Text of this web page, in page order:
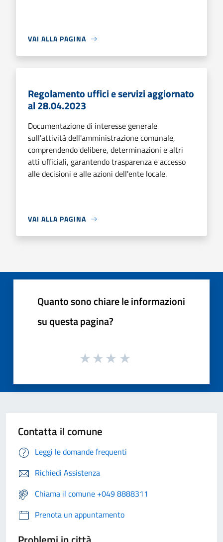
VAI ALLA PAGINA
Regolamento uffici e servizi aggiornato
al 28.04.2023
Documentazione di interesse generale
sull'attività dell'amministrazione comunale,
comprendendo delibere, determinazioni e altri
atti ufficiali, garantendo trasparenza e accesso
alle decisioni e alle azioni dell'ente locale.
VAI ALLA PAGINA
Quanto sono chiare le informazioni
su questa pagina?
Contatta il comune
Leggi le domande frequenti
Richiedi Assistenza
Chiama il comune +049 8888311
Prenota un appuntamento